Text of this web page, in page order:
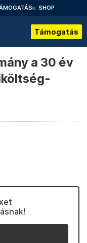
SHOP
Támogatás
a 30 év